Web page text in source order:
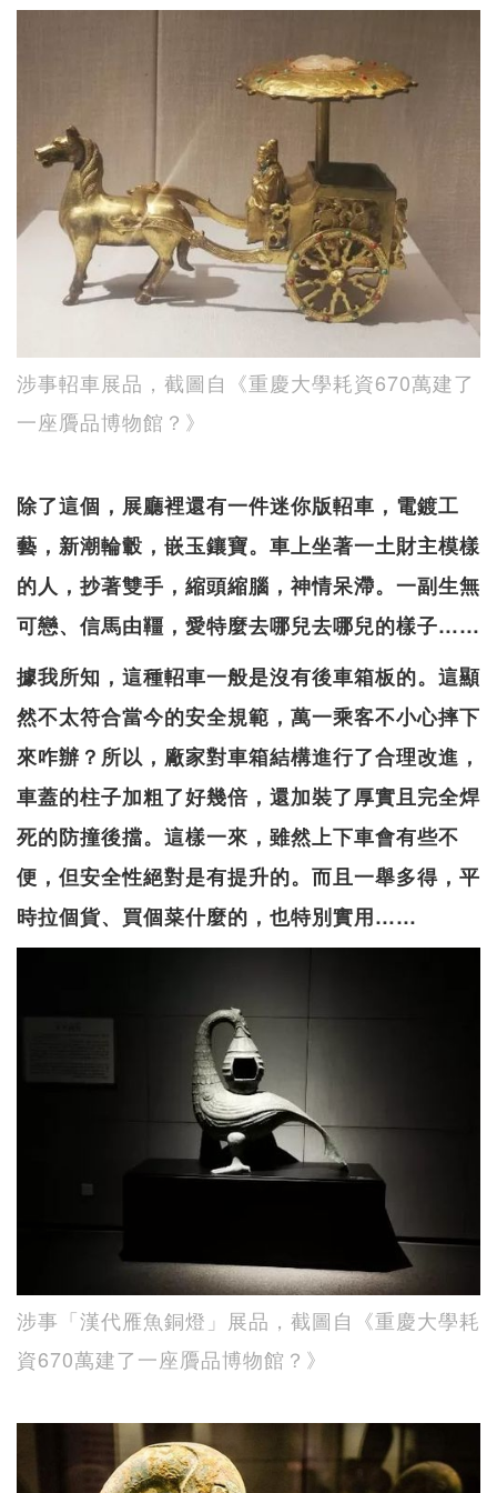
涉事軺車展品，截圖自《重慶大學耗資670萬建了
一座贗品博物館？》
除了這個，展廳裡還有一件迷你版軺車，電鍍工
藝，新潮輪轂，嵌玉鑲寶。車上坐著一土財主模樣
的人，抄著雙手，縮頭縮腦，神情呆滯。一副生無
可戀、信馬由韁，愛特麼去哪兒去哪兒的樣子……
據我所知，這種軺車一般是沒有後車箱板的。這顯
然不太符合當今的安全規範，萬一乘客不小心摔下
來咋辦？所以，廠家對車箱結構進行了合理改進，
車蓋的柱子加粗了好幾倍，還加裝了厚實且完全焊
死的防撞後擋。這樣一來，雖然上下車會有些不
便，但安全性絕對是有提升的。而且一舉多得，平
時拉個貨、買個菜什麼的，也特別實用……
涉事「漢代雁魚銅燈」展品，截圖自《重慶大學耗
資670萬建了一座贗品博物館？》